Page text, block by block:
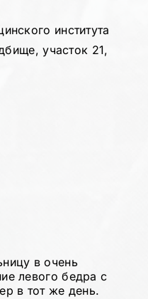
института
участок 21,
в очень
левого бедра с
в тот же день.